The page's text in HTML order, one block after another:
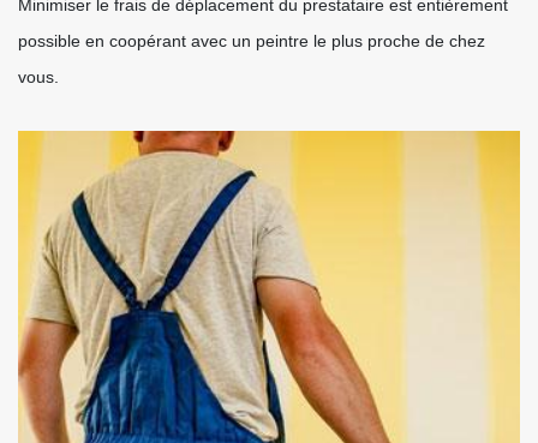
Minimiser le frais de déplacement du prestataire est entièrement
possible en coopérant avec un peintre le plus proche de chez
vous.